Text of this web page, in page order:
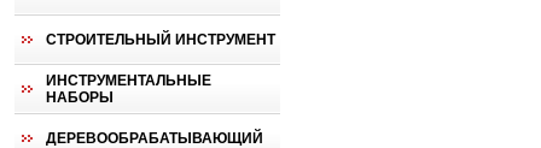
СТРОИТЕЛЬНЫЙ ИНСТРУМЕНТ
ИНСТРУМЕНТАЛЬНЫЕ
НАБОРЫ
ДЕРЕВООБРАБАТЫВАЮЩИЙ